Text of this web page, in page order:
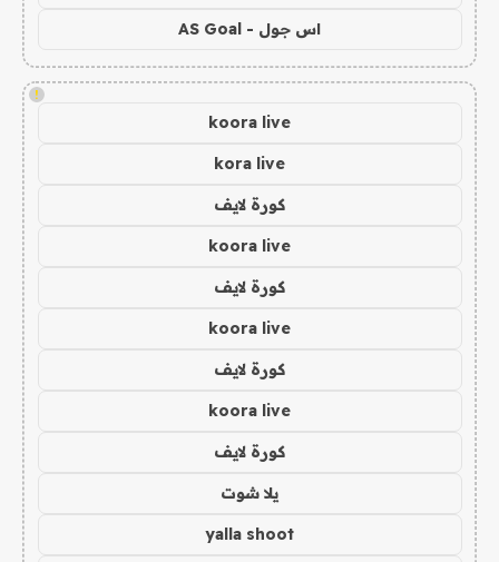
اس جول - AS Goal
!
koora live
kora live
كورة لايف
koora live
كورة لايف
koora live
كورة لايف
koora live
كورة لايف
يلا شوت
yalla shoot